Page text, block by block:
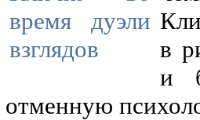
в
и
отменную